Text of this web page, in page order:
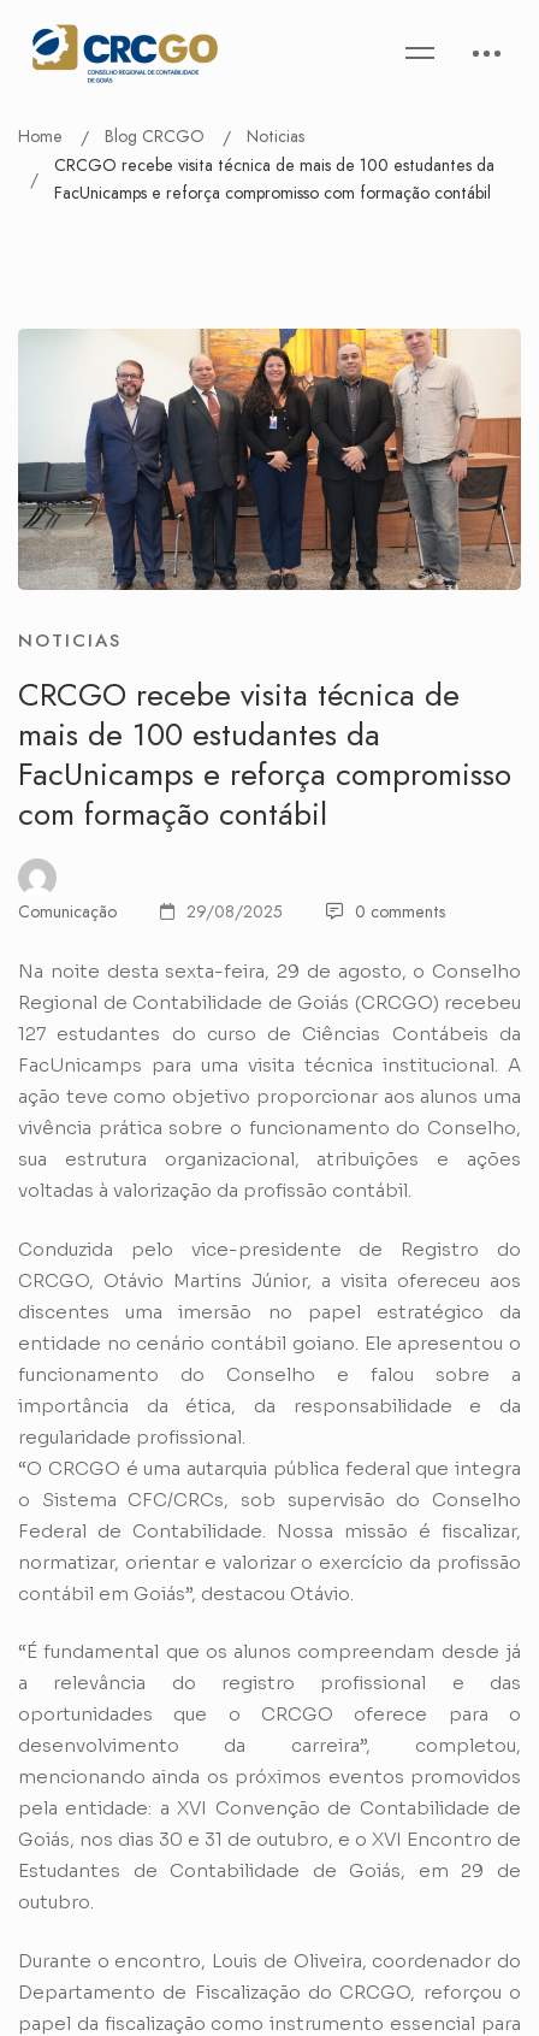
Home Blog CRCGO
Noticias
CRCGO recebe visita técnica de mais de 100 estudantes da
FacUnicamps e reforça compromisso com formação contábil
NOTICIAS
CRCGO recebe visita técnica de
mais de 100 estudantes da
FacUnicamps e reforça compromisso
com formação contábil
Comunicação 29/08/2025 0 comments
Na noite desta sexta-feira, 29 de agosto, o Conselho
Regional de Contabilidade de Goiás (CRCGO) recebeu
127 estudantes do curso de Ciências Contábeis da
FacUnicamps para uma visita técnica institucional. A
ação teve como objetivo proporcionar aos alunos uma
vivência prática sobre o funcionamento do Conselho,
sua estrutura organizacional, atribuições e ações
voltadas à valorização da profissão contábil.
Conduzida pelo vice-presidente de Registro do
CRCGO, Otávio Martins Júnior, a visita ofereceu aos
discentes uma imersão no papel estratégico da
entidade no cenário contábil goiano. Ele apresentou o
funcionamento do Conselho e falou sobre a
importância da ética, da responsabilidade e da
regularidade profissional.
“O CRCGO é uma autarquia pública federal que integra
o Sistema CFC/CRCs, sob supervisão do Conselho
Federal de Contabilidade. Nossa missão é fiscalizar,
normatizar, orientar e valorizar o exercício da profissão
contábil em Goiás”, destacou Otávio.
“É fundamental que os alunos compreendam desde já
a relevância do registro profissional e das
oportunidades que o CRCGO oferece para o
desenvolvimento da carreira”, completou,
mencionando ainda os próximos eventos promovidos
pela entidade: a XVI Convenção de Contabilidade de
Goiás, nos dias 30 e 31 de outubro, e o XVI Encontro de
Estudantes de Contabilidade de Goiás, em 29 de
outubro.
Durante o encontro, Louis de Oliveira, coordenador do
Departamento de Fiscalização do CRCGO, reforçou o
papel da fiscalização como instrumento essencial para